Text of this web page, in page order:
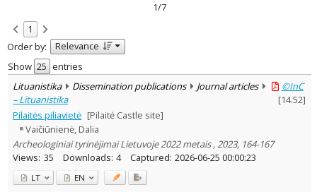
Refine
Open access
Scientific publications 2
Dissemination publications
Document Type:
Books & books parts 1
Journal articles
Subject area:
Archaeology 7
Text language
Historical periods
1/7
1
Order by:
Relevance
Show
entries
Lituanistika
Dissemination publications Journal articles
©InC
– Lituanistika
[14.52]
Pilaitės piliavietė [Pilaitė Castle site]
Vaičiūnienė, Dalia
Archeologiniai tyrinėjimai Lietuvoje 2022 metais , 2023, 164-167
Views: 35 Downloads: 4 Captured: 2026-06-25 00:00:23
LT EN